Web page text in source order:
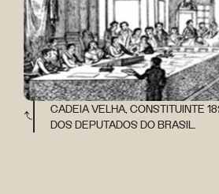
CADEIA VELHA, CONSTITUINTE
DOS DEPUTADOS DO BRASIL.